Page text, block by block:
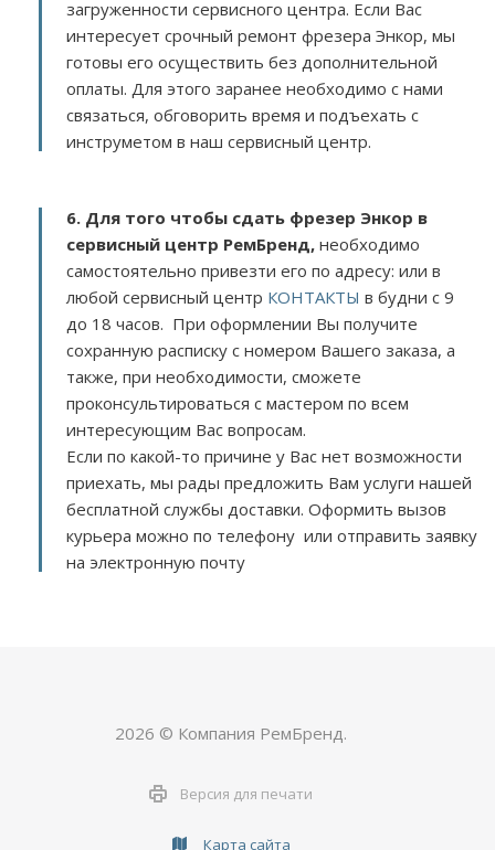
загруженности сервисного центра. Если Вас
интересует срочный ремонт фрезера Энкор, мы
готовы его осуществить без дополнительной
оплаты. Для этого заранее необходимо с нами
связаться, обговорить время и подъехать с
инструметом в наш сервисный центр.
6. Для того чтобы сдать фрезер Энкор в
сервисный центр РемБренд, необходимо
самостоятельно привезти его по адресу: или в
любой сервисный центр КОНТАКТЫ в будни с 9
до 18 часов. При оформлении Вы получите
сохранную расписку с номером Вашего заказа, а
также, при необходимости, сможете
проконсультироваться с мастером по всем
интересующим Вас вопросам.
Если по какой-то причине у Вас нет возможности
приехать, мы рады предложить Вам услуги нашей
бесплатной службы доставки. Оформить вызов
курьера можно по телефону или отправить заявку
на электронную почту
2026 © Компания РемБренд.
Версия для печати
Карта сайта